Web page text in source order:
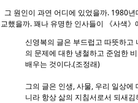
그 원인이 과연 어디에 있었을까. 1980
교했을까. 꽤나 유명한 인사들이 《사색
신영복의 글은 부드럽고 따뜻하고
의 문제에 대한 냉철하고 준엄한
배우는 것이다.(조정래)
그의 글은 인생, 사물, 우리 일상
니라 항상 삶의 지침서로서 되새